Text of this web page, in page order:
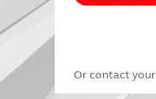
Or contact your